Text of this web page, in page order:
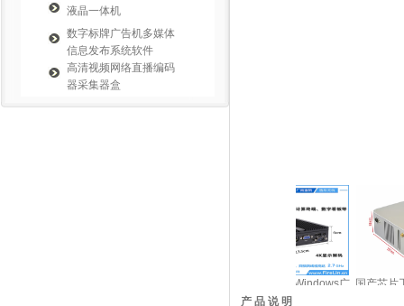
液晶一体机
数字标牌广告机多媒体
信息发布系统软件
高清视频网络直播编码
器采集器盒
X86工控终端Windows广
告机4K显示解码广告播放
国产芯片工控主板
产 品 说 明